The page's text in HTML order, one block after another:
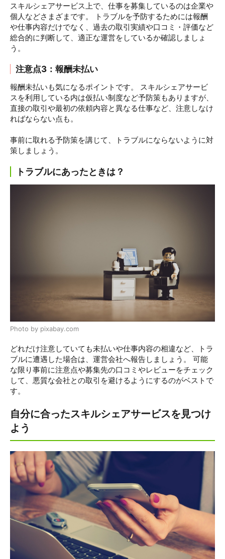
スキルシェアサービス上で、仕事を募集しているのは企業や
個人などさまざまです。 トラブルを予防するためには報酬
や仕事内容だけでなく、過去の取引実績や口コミ・評価など
総合的に判断して、適正な運営をしているか確認しましょ
う。
注意点3：報酬未払い
報酬未払いも気になるポイントです。 スキルシェアサービ
スを利用している内は仮払い制度など予防策もありますが、
直接の取引や最初の依頼内容と異なる仕事など、注意しなけ
ればならない点も。
事前に取れる予防策を講じて、トラブルにならないように対
策しましょう。
トラブルにあったときは？
Photo by pixabay.com
どれだけ注意していても未払いや仕事内容の相違など、トラ
ブルに遭遇した場合は、運営会社へ報告しましょう。 可能
な限り事前に注意点や募集先の口コミやレビューをチェック
して、悪質な会社との取引を避けるようにするのがベストで
す。
自分に合ったスキルシェアサービスを見つけ
よう